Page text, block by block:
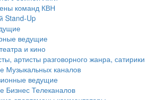
команд КВН
Stand-Up
ведущие
и кино
артисты разговорного жанра, сатирики
Музыкальных каналов
ведущие
Бизнес Телеканалов